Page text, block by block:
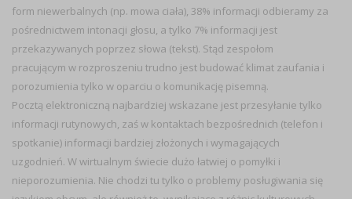
form niewerbalnych (np. mowa ciała), 38% informacji odbieramy za
pośrednictwem intonacji głosu, a tylko 7% informacji jest
przekazywanych poprzez słowa (tekst). Stąd zespołom
pracującym w rozproszeniu trudno jest budować klimat zaufania i
porozumienia tylko w oparciu o komunikację pisemną.
Pocztą elektroniczną najbardziej wskazane jest przesyłanie tylko
informacji rutynowych, zaś w kontaktach bezpośrednich (telefon i
spotkanie) informacji bardziej złożonych i wymagających
uzgodnień. W wirtualnym świecie dużo łatwiej o pomyłki i
nieporozumienia. Nie chodzi tu tylko o problemy posługiwania się